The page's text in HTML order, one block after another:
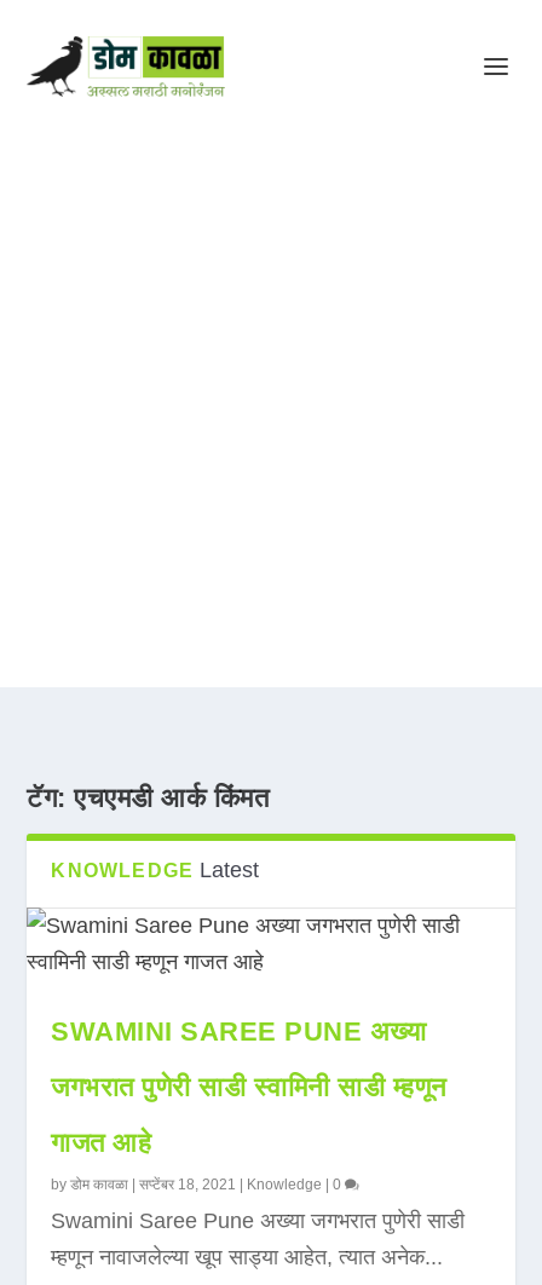
टॅग:एचएमडी आर्क किंमत
KNOWLEDGE Latest
SWAMINI SAREE PUNE अख्या
जगभरात पुणेरी साडी स्वामिनी साडी म्हणून
गाजत आहे
byडोम कावळा |सप्टेंबर 18, 2021 Knowledge |0
Swamini Saree Pune अख्या जगभरात पुणेरी साडी
म्हणून नावाजलेल्या खूप साड्या आहेत, त्यात अनेक...